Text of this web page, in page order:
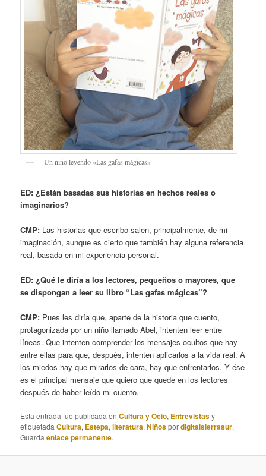
Un niño leyendo «Las gafas mágicas»
ED: ¿Están basadas sus historias en hechos reales o
imaginarios?
CMP: Las historias que escribo salen, principalmente, de mi
imaginación, aunque es cierto que también hay alguna referencia
real, basada en mi experiencia personal.
ED: ¿Qué le diría a los lectores, pequeños o mayores, que
se dispongan a leer su libro “Las gafas mágicas”?
CMP: Pues les diría que, aparte de la historia que cuento,
protagonizada por un niño llamado Abel, intenten leer entre
líneas. Que intenten comprender los mensajes ocultos que hay
entre ellas para que, después, intenten aplicarlos a la vida real. A
los miedos hay que mirarlos de cara, hay que enfrentarlos. Y ése
es el principal mensaje que quiero que quede en los lectores
después de haber leído mi cuento.
Esta entrada fue publicada enCultura y Ocio, Entrevistasy
etiquetadaCultura, Estepa,literatura,Niñospordigitalsierrasur.
Guardaenlace permanente.